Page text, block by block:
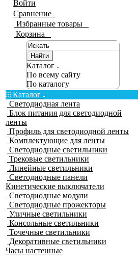
Войти
Сравнение
Избранные товары
Корзина
Найти
Каталог
По всему сайту
По каталогу
Каталог
Светодиодная лента
Блок питания для светодиодной
ленты
Профиль для светодиодной ленты
Комплектующие для ленты
Светодиодные светильники
Трековые светильники
Линейные светильники
Светодиодные панели
Кинетические выключатели
Светодиодные модули
Светодиодные прожекторы
Уличные светильники
Консольные светильники
Точечные светильники
Декоративные светильники
Часы настенные